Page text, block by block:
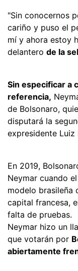
"Sin conocernos
cariño y puso el
mí y ahora estoy
delantero de la
Sin especificar a
referencia,
de Bolsonaro,
disputará la
expresidente Luiz
En 2019,
Neymar cuando
modelo brasileña
capital francesa,
falta de pruebas.
Neymar hizo un
que votarán por
abiertamente